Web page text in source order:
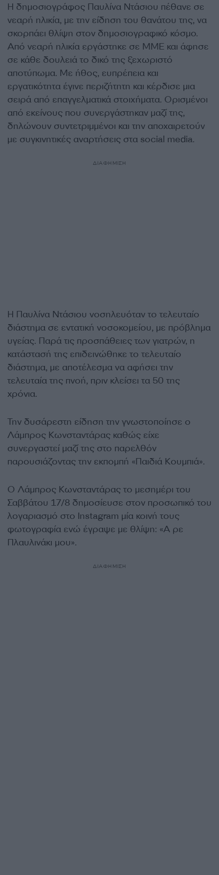
Η δημοσιογράφος Παυλίνα Ντάσιου πέθανε σε
νεαρή ηλικία, με την είδηση του θανάτου της, να
σκορπάει θλίψη στον δημοσιογραφικό κόσμο.
Από νεαρή ηλικία εργάστηκε σε ΜΜΕ και άφησε
σε κάθε δουλειά το δικό της ξεχωριστό
αποτύπωμα. Με ήθος, ευπρέπεια και
εργατικότητα έγινε περιζήτητη και κέρδισε μια
σειρά από επαγγελματικά στοιχήματα. Ορισμένοι
από εκείνους που συνεργάστηκαν μαζί της,
δηλώνουν συντετριμμένοι και την αποχαιρετούν
με συγκινητικές αναρτήσεις στα social media.
ΔΙΑΦΗΜΙΣΗ
Η Παυλίνα Ντάσιου νοσηλευόταν το τελευταίο
διάστημα σε εντατική νοσοκομείου, με πρόβλημα
υγείας. Παρά τις προσπάθειες των γιατρών, η
κατάστασή της επιδεινώθηκε το τελευταίο
διάστημα, με αποτέλεσμα να αφήσει την
τελευταία της πνοή, πριν κλείσει τα 50 της
χρόνια.
Την δυσάρεστη είδηση την γνωστοποίησε ο
Λάμπρος Κωνσταντάρας καθώς είχε
συνεργαστεί μαζί της στο παρελθόν
παρουσιάζοντας την εκπομπή «Παιδιά Κουμπιά».
Ο Λάμπρος Κωνσταντάρας το μεσημέρι του
Σαββάτου 17/8 δημοσίευσε στον προσωπικό του
λογαριασμό στο Instagram μία κοινή τους
φωτογραφία ενώ έγραψε με θλίψη: «Α ρε
Πλαυλινάκι μου».
ΔΙΑΦΗΜΙΣΗ